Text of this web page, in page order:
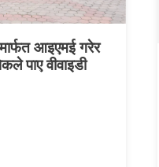
आइएमई गरेर
पाए वीवाइडी